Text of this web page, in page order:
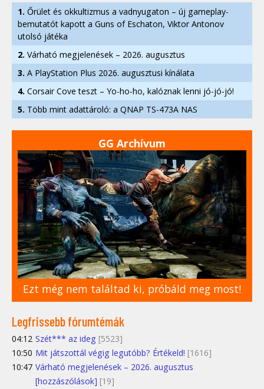
1. Őrület és okkultizmus a vadnyugaton – új gameplay-
bemutatót kapott a Guns of Eschaton, Viktor Antonov
utolsó játéka
2. Várható megjelenések – 2026. augusztus
3. A PlayStation Plus 2026. augusztusi kínálata
4. Corsair Cove teszt – Yo-ho-ho, kalóznak lenni jó-jó-jó!
5. Több mint adattároló: a QNAP TS-473A NAS
GG Archívum
Ezt még nem találtad ki, próbáld meg most!
Legfrissebb fórumtémák
04:12 Szét*** az ideg [5523]
10:50 Mit játszottál végig legutóbb? Értékeld! [1616]
10:47 Várható megjelenések – 2026. augusztus
[hozzászólások] [19]